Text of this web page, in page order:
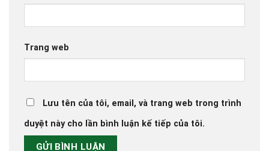
Trang web
Lưu tên của tôi, email, và trang web trong trình
duyệt này cho lần bình luận kế tiếp của tôi.